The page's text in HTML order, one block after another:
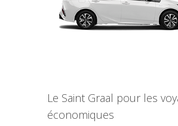
Le Saint Graal pour les
économiques